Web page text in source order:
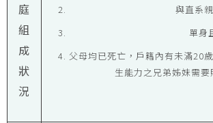
庭
組
成
狀
況
與直系
單身
父母均已死亡，戶籍內有未滿20
生能力之兄弟姊妹需